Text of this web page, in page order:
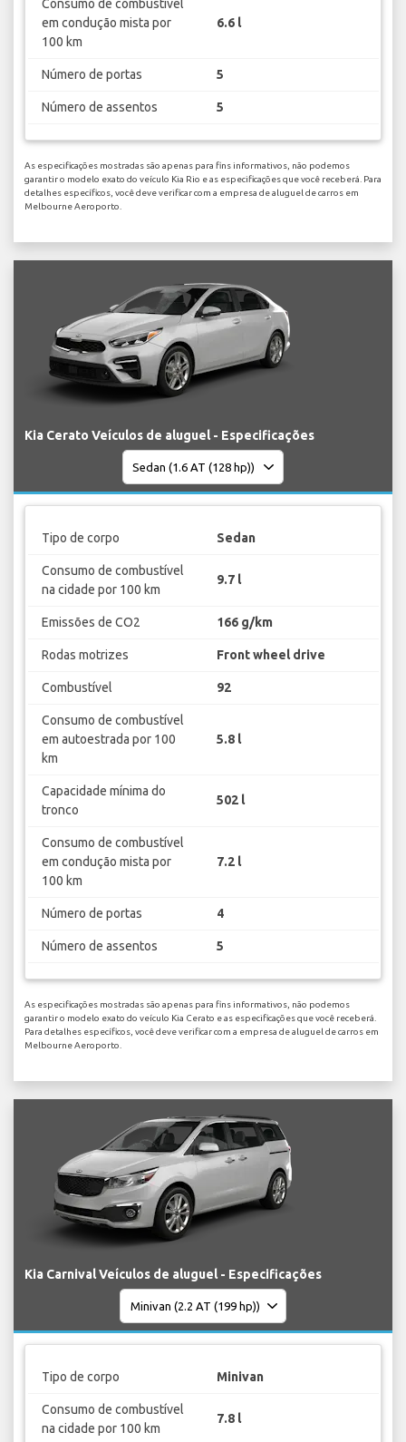
Consumo de combustível
em condução mista por
100 km
6.6 l
Número de portas 5
Número de assentos 5
As especificações mostradas são apenas para fins informativos, não podemos
garantir o modelo exato do veículo Kia Rio e as especificações que você receberá. Para
detalhes específicos, você deve verificar com a empresa de aluguel de carros em
Melbourne Aeroporto.
Kia Cerato Veículos de aluguel - Especificações
Tipo de corpo Sedan
Consumo de combustível
na cidade por 100 km
9.7 l
Emissões de CO2 166 g/km
Rodas motrizes Front wheel drive
Combustível 92
Consumo de combustível
em autoestrada por 100
km
5.8 l
Capacidade mínima do
tronco
502 l
Consumo de combustível
em condução mista por
100 km
7.2 l
Número de portas 4
Número de assentos 5
As especificações mostradas são apenas para fins informativos, não podemos
garantir o modelo exato do veículo Kia Cerato e as especificações que você receberá.
Para detalhes específicos, você deve verificar com a empresa de aluguel de carros em
Melbourne Aeroporto.
Kia Carnival Veículos de aluguel - Especificações
Tipo de corpo Minivan
Consumo de combustível
na cidade por 100 km
7.8 l